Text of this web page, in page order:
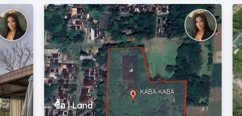
ซื้อ | Land